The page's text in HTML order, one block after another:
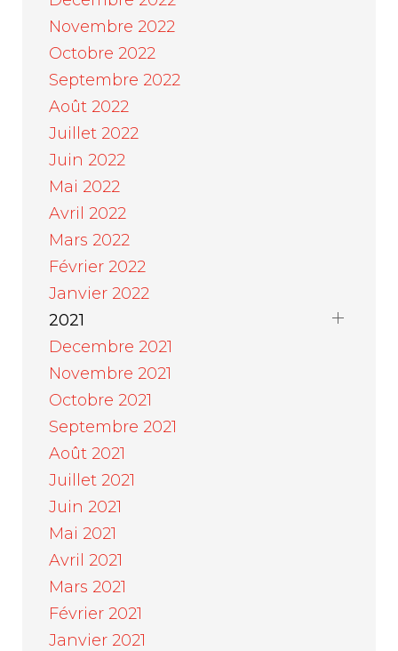
Novembre 2022
Octobre 2022
Septembre 2022
Août 2022
Juillet 2022
Juin 2022
Mai 2022
Avril 2022
Mars 2022
Février 2022
Janvier 2022
2021
Decembre 2021
Novembre 2021
Octobre 2021
Septembre 2021
Août 2021
Juillet 2021
Juin 2021
Mai 2021
Avril 2021
Mars 2021
Février 2021
Janvier 2021